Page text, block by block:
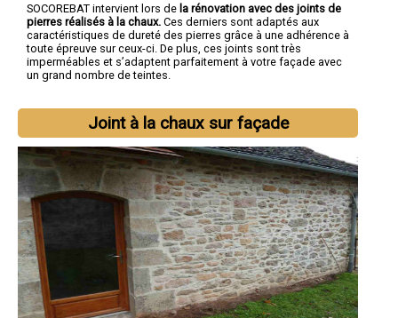
SOCOREBAT intervient lors de la rénovation avec des joints de
pierres réalisés à la chaux. Ces derniers sont adaptés aux
caractéristiques de dureté des pierres grâce à une adhérence à
toute épreuve sur ceux-ci. De plus, ces joints sont très
imperméables et s’adaptent parfaitement à votre façade avec
un grand nombre de teintes.
Joint à la chaux sur façade